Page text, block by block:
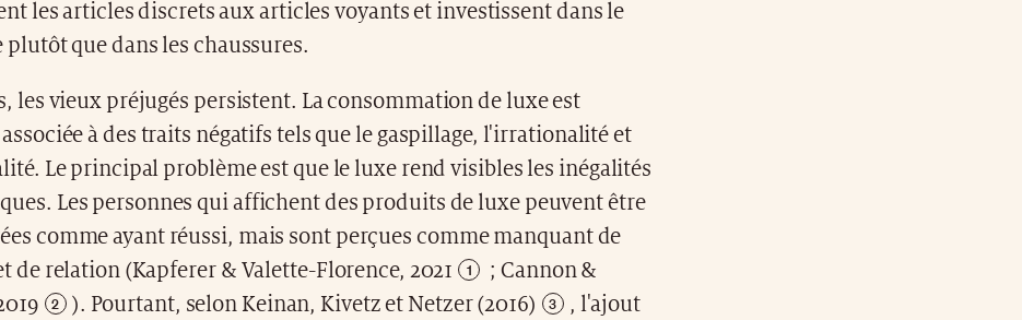
les articles discrets aux articles voyants et investissent dans le
plutôt que dans les chaussures.
les vieux préjugés persistent. La consommation de luxe est
à des traits négatifs tels que le gaspillage, l'irrationalité et
Le principal problème est que le luxe rend visibles les inégalités
Les personnes qui affichent des produits de luxe peuvent être
comme ayant réussi, mais sont perçues comme manquant de
de relation (Kapferer & Valette-Florence, 2021
; Cannon &
). Pourtant, selon Keinan, Kivetz et Netzer (2016)
, l'ajout